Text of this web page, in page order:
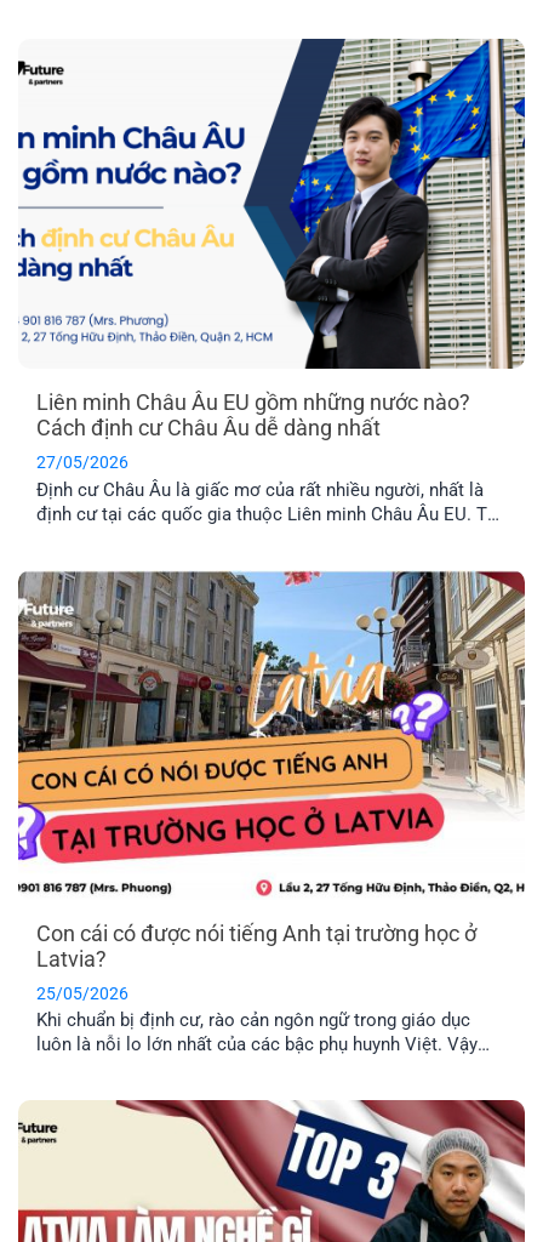
nhất hiện nay là Latvia và Phần Lan. Mỗi địa điểm đều có
những ưu điểm riêng. Vậy đâu mới là nơi phù hợp nhất với
Liên minh Châu Âu EU gồm những nước nào?
Cách định cư Châu Âu dễ dàng nhất
27/05/2026
Định cư Châu Âu là giấc mơ của rất nhiều người, nhất là
định cư tại các quốc gia thuộc Liên minh Châu Âu EU. Tuy
trình định cư Châu Âu dễ dàng nhất hiện nay? Hãy cùng
EFP tìm hiểu nhé!
Con cái có được nói tiếng Anh tại trường học ở
Latvia?
25/05/2026
Khi chuẩn bị định cư, rào cản ngôn ngữ trong giáo dục
luôn là nỗi lo lớn nhất của các bậc phụ huynh Việt. Vậy
địa phương? EFP sẽ giải đáp [...]